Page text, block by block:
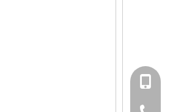
+86-